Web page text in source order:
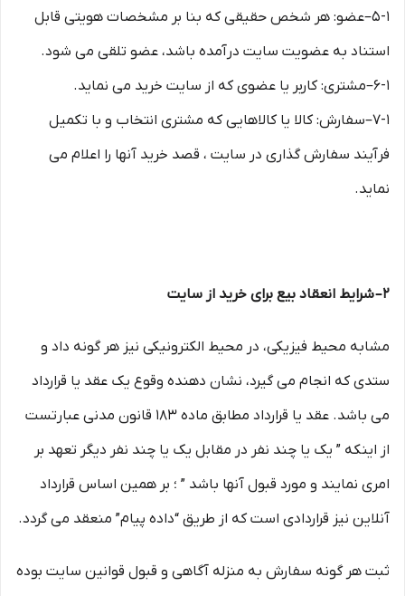
۵-۱–عضو: هر شخص حقیقی که بنا بر مشخصات هویتی قابل
استناد به عضویت سایت درآمده باشد، عضو تلقی می شود.
۶-۱–مشتری: کاربر یا عضوی که از سایت خرید می نماید.
۷-۱–سفارش: کالا یا کالاهایی که مشتری انتخاب و با تکمیل
فرآیند سفارش گذاری در سایت ، قصد خرید آنها را اعلام می
نماید.
۲– شرایط انعقاد بیع برای خرید از سایت
مشابه محیط فیزیکی، در محیط الکترونیکی نیز هر گونه داد و
ستدی که انجام می گیرد، نشان دهنده وقوع یک عقد یا قرارداد
می باشد. عقد یا قرارداد مطابق ماده ۱۸۳ قانون مدنی عبارتست
از اینکه ” یک یا چند نفر در مقابل یک یا چند نفر دیگر تعهد بر
امری نمایند و مورد قبول آنها باشد ” ؛ بر همین اساس قرارداد
آنلاین نیز قراردادی است که از طریق “داده پیام” منعقد می گردد.
ثبت هر گونه سفارش به منزله آگاهی و قبول قوانین سایت بوده